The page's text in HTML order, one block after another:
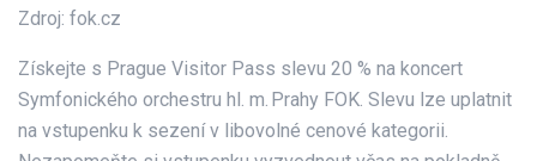
Zdroj: fok.cz
Získejte s Prague Visitor Pass slevu 20 % na koncert
Symfonického orchestru hl. m. Prahy FOK. Slevu lze uplatnit
na vstupenku k sezení v libovolné cenové kategorii.